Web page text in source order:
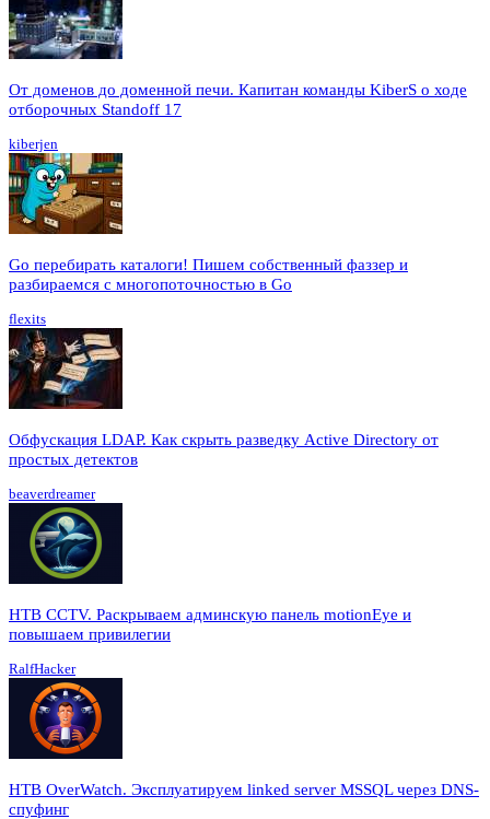
От доменов до доменной печи. Капитан команды KiberS о ходе
отборочных Standoff 17
kiberjen
Go перебирать каталоги! Пишем собственный фаззер и
разбираемся с многопоточностью в Go
flexits
Обфускация LDAP. Как скрыть разведку Active Directory от
простых детектов
beaverdreamer
HTB CCTV. Раскрываем админскую панель motionEye и
повышаем привилегии
RalfHacker
HTB OverWatch. Эксплуатируем linked server MSSQL через DNS-
спуфинг